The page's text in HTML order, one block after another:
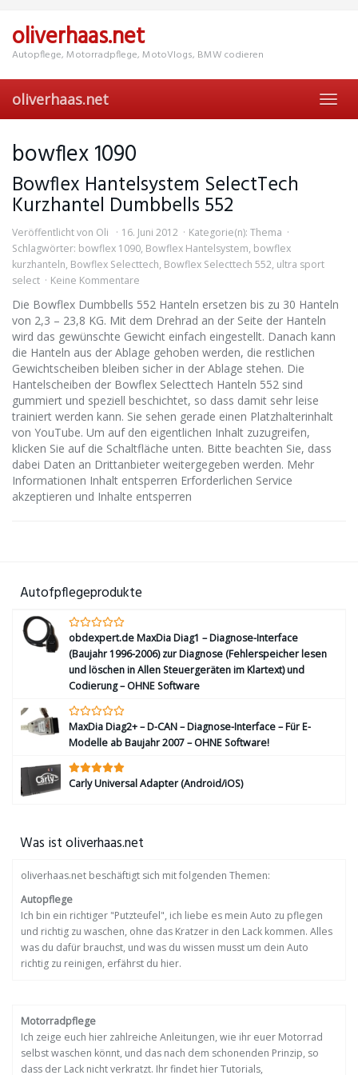
main
content
oliverhaas.net
Autopflege, Motorradpflege, MotoVlogs, BMW codieren
oliverhaas.net
bowflex 1090
Bowflex Hantelsystem SelectTech
Kurzhantel Dumbbells 552
Veröffentlicht von Oli 16. Juni 2012 Kategorie(n): Thema
Schlagwörter: bowflex 1090, Bowflex Hantelsystem, bowflex
kurzhanteln, Bowflex Selecttech, Bowflex Selecttech 552, ultra sport
select
Keine Kommentare
Die Bowflex Dumbbells 552 Hanteln ersetzen bis zu 30 Hanteln
von 2,3 – 23,8 KG. Mit dem Drehrad an der Seite der Hanteln
wird das gewünschte Gewicht einfach eingestellt. Danach kann
die Hanteln aus der Ablage gehoben werden, die restlichen
Gewichtscheiben bleiben sicher in der Ablage stehen. Die
Hantelscheiben der Bowflex Selecttech Hanteln 552 sind
gummiert und speziell beschichtet, so dass damit sehr leise
trainiert werden kann. Sie sehen gerade einen Platzhalterinhalt
von YouTube. Um auf den eigentlichen Inhalt zuzugreifen,
klicken Sie auf die Schaltfläche unten. Bitte beachten Sie, dass
dabei Daten an Drittanbieter weitergegeben werden. Mehr
Informationen Inhalt entsperren Erforderlichen Service
akzeptieren und Inhalte entsperren
Autofpflegeprodukte
obdexpert.de MaxDia Diag1 – Diagnose-Interface
(Baujahr 1996-2006) zur Diagnose (Fehlerspeicher lesen
und löschen in Allen Steuergeräten im Klartext) und
Codierung – OHNE Software
MaxDia Diag2+ – D-CAN – Diagnose-Interface – Für E-
Modelle ab Baujahr 2007 – OHNE Software!
Carly Universal Adapter (Android/iOS)
Was ist oliverhaas.net
oliverhaas.net beschäftigt sich mit folgenden Themen:
Autopflege
Ich bin ein richtiger "Putzteufel", ich liebe es mein Auto zu pflegen
und richtig zu waschen, ohne das Kratzer in den Lack kommen. Alles
was du dafür brauchst, und was du wissen musst um dein Auto
richtig zu reinigen, erfährst du hier.
Motorradpflege
Ich zeige euch hier zahlreiche Anleitungen, wie ihr euer Motorrad
selbst waschen könnt, und das nach dem schonenden Prinzip, so
dass der Lack nicht verkratzt. Ihr findet hier Tutorials,